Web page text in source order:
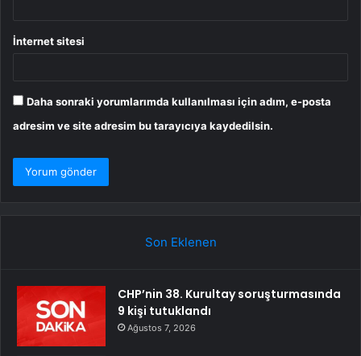
İnternet sitesi
Daha sonraki yorumlarımda kullanılması için adım, e-posta
adresim ve site adresim bu tarayıcıya kaydedilsin.
Son Eklenen
CHP’nin 38. Kurultay soruşturmasında
9 kişi tutuklandı
Ağustos 7, 2026